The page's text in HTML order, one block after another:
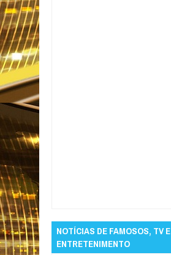
NOTÍCIAS DE FAMOSOS, TV E
ENTRETENIMENTO